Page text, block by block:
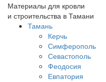
Материалы для кровли
и строительства в Тамани
Тамань
Керчь
Симферополь
Севастополь
Феодосия
Евпатория